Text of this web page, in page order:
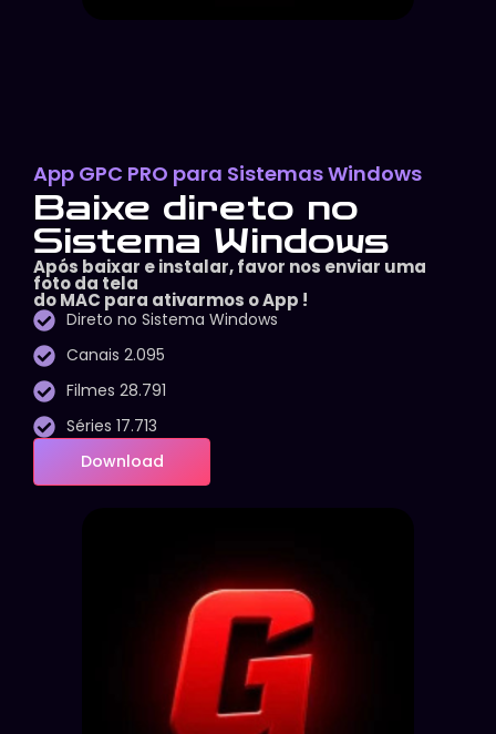
App GPC PRO para Sistemas Windows
Baixe direto no
Sistema Windows
Após baixar e instalar, favor nos enviar uma
foto da tela
do MAC para ativarmos o App !
Direto no Sistema Windows
Canais 2.095
Filmes 28.791
Séries 17.713
Download